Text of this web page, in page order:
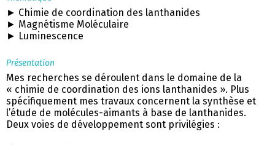
► Chimie de coordination des lanthanides
► Magnétisme Moléculaire
► Luminescence
Présentation
Mes recherches se déroulent dans le domaine de la
« chimie de coordination des ions lanthanides ». Plus
spécifiquement mes travaux concernent la synthèse et
l’étude de molécules-aimants à base de lanthanides.
Deux voies de développement sont privilégies :